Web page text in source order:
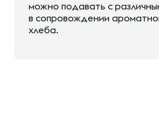
можно подавать с
в сопровождении
хлеба.